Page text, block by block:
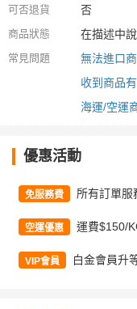
可否退貨 否
商品狀態 在描述中
常見問題
無法進口
收到商品
海運/空運
優惠活動
免服務費 所有訂單服
空運優惠 運費$150/
VIP會員 白金會員升